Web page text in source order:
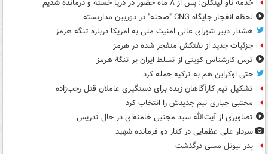
خدمه ناو لینکلن: پس از ۸ ماه حضور در دریا خسته و درمانده‌ شدیم
لحظه انفجار جایگاه CNG "صحنه" در دوربین مداربسته
هشدار دبیر شورای عالی امنیت ملی به امریکا درباره تنگه هرمز
جزئیات جدید از نفتکش منفجر شده در هرمز
ترس کارشناس کویتی از تسلط ایران بر تنگۀ هرمز
حتی اوکراین هم به ترکیه حمله کرد
تشکیل تیم کارآگاهان زبده برای دستگیری عاملان قتل رجب‌زاده
مجتبی جباری تیم جدیدش را انتخاب کرد
تصاویری از آیت‌الله سید مجتبی خامنه‌ای در حال تدریس
سردار علی عظمایی در کنار دو فرمانده شهید
پدر لیونل مسی درگذشت